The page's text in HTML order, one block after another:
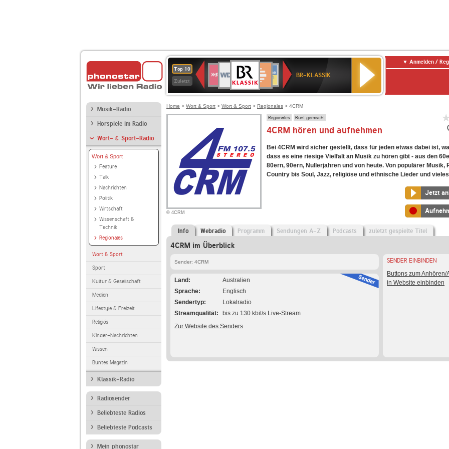
Top 10
Zuletzt
Deutschlandfunk
80er
90er
OLDIE
ANTENNE
4
BR-
KLASSIK
Deutschlandfunk
Kultur
ANTENNE
BAYERN
SWR
Kultur
NDR
2
BR-KLASSIK
Anmelden /
Musik-Radio
Hörspiele im Radio
Wort- & Sport-Radio
Wort & Sport
Feature
Talk
Nachrichten
Politik
Wirtschaft
Wissenschaft &
Technik
Regionales
Wort & Sport
Sport
Kultur & Gesellschaft
Medien
Lifestyle & Freizeit
Religiös
Kinder-Nachrichten
Wissen
Buntes Magazin
Klassik-Radio
Radiosender
Beliebteste Radios
Beliebteste Podcasts
Mein phonostar
Home > Wort & Sport > Wort & Sport > Regionales > 4CRM
© 4CRM
Regionales Bunt gemischt
4CRM hören und aufnehmen
Bei 4CRM wird sicher gestellt, dass für jeden etwas dabei ist,
dass es eine riesige Vielfalt an Musik zu hören gibt - aus den
80ern, 90ern, Nullerjahren und von heute. Von populärer Musik,
Country bis Soul, Jazz, religiöse und ethnische Lieder und
Jetzt
Info Webradio Programm Sendungen A-Z Podcasts zuletzt gespielte Titel
4CRM im Überblick
Sender: 4CRM
Land
Australien
Sprache
Englisch
Sendertyp
Lokalradio
Streamqualität
bis zu 130 kbit/s Live-Stream
Zur Website des Senders
SENDER EINBINDEN
Buttons zum Anhören/
in Website einbinden